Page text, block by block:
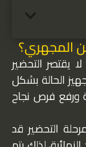
المجهري؟
لا يقتصر التحضير
الحالة بشكل
ورفع فرص نجاح
التحضير قد